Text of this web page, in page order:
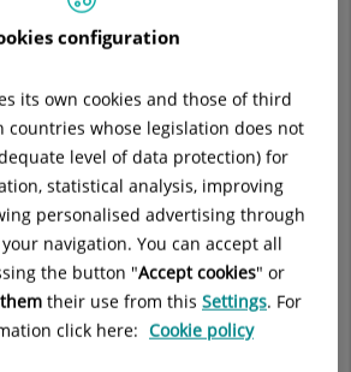
rellevants del nostre hospital
fraus
mai utilitzanúmerosde tarifació
807 o 902, 905, 907, 908, 909).
configuration
its own cookies and those of third
countries whose legislation does not
level of data protection) for
statistical analysis, improving
personalised advertising through
navigation. You can accept all
the button "Accept cookies" or
their use from this Settings. For
click here: Cookie policy